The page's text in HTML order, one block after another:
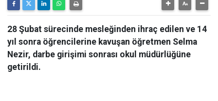
28 Şubat sürecinde mesleğinden ihraç edilen ve 14
yıl sonra öğrencilerine kavuşan öğretmen Selma
Nezir, darbe girişimi sonrası okul müdürlüğüne
getirildi.